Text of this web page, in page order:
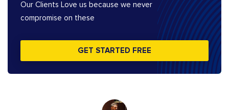
Our Clients Love us because we never
compromise on these
GET STARTED FREE